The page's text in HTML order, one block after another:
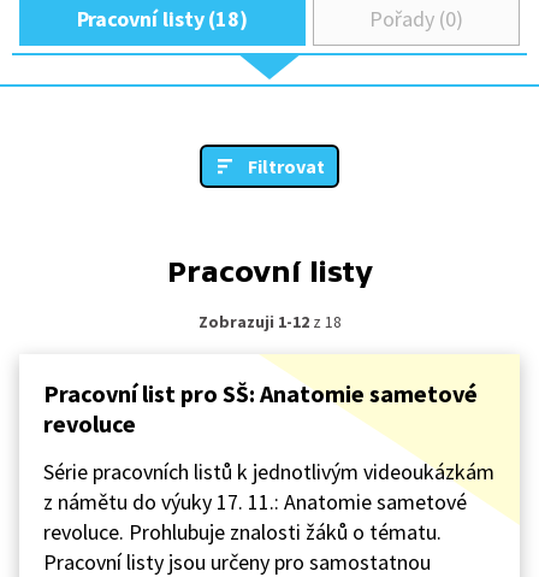
Pracovní listy (18) Pořady (0)
Filtrovat
Pracovní listy
Zobrazuji 1-12z 18
Pracovní list pro SŠ: Anatomie sametové
revoluce
Série pracovních listů k jednotlivým videoukázkám
z námětu do výuky 17. 11.: Anatomie sametové
revoluce. Prohlubuje znalosti žáků o tématu.
Pracovní listy jsou určeny pro samostatnou